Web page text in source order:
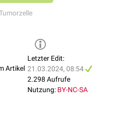
Artikel
Letzter Edit:
21.03.2024, 08:54
2.298 Aufrufe
Nutzung: BY-NC-SA